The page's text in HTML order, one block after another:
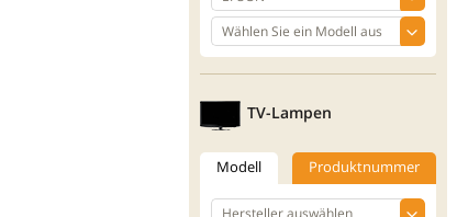
TV-Lampen
Modell Produktnummer